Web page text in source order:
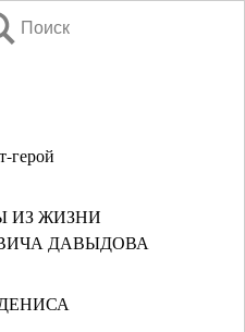
Поиск
герой
ИЗ ЖИЗНИ
ДАВЫДОВА